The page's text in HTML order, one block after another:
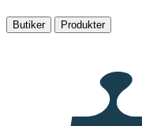
Butiker Produkter